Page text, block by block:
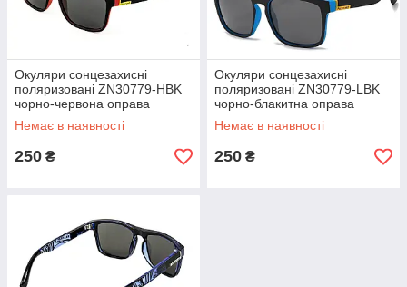
Окуляри сонцезахисні
поляризовані ZN30779-HBK
чорно-червона оправа
Немає в наявності
250 ₴
Окуляри сонцезахисні
поляризовані ZN30779-LBK
чорно-блакитна оправа
Немає в наявності
250 ₴